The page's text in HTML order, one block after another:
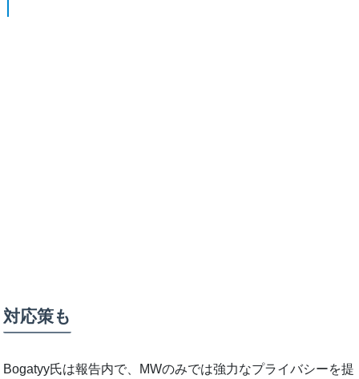
対応策も
Bogatyy氏は報告内で、MWのみでは強力なプライバシーを提